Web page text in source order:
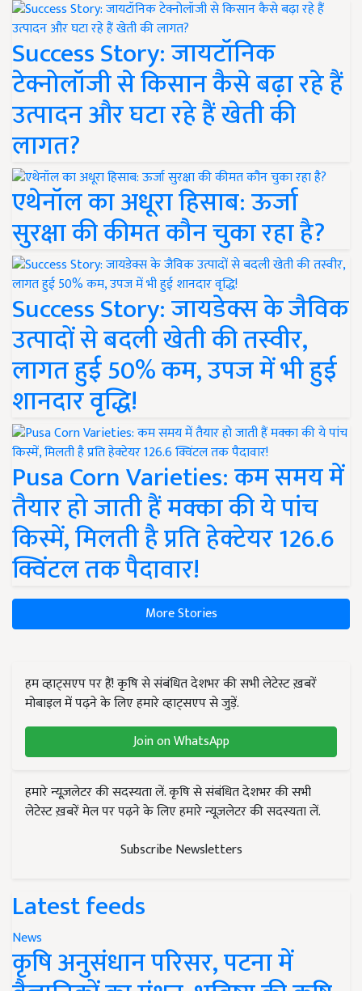
Success Story: जायटॉनिक
टेक्नोलॉजी से किसान कैसे बढ़ा रहे हैं
उत्पादन और घटा रहे हैं खेती की
लागत?
एथेनॉल का अधूरा हिसाब: ऊर्जा
सुरक्षा की कीमत कौन चुका रहा है?
Success Story: जायडेक्स के जैविक
उत्पादों से बदली खेती की तस्वीर,
लागत हुई 50% कम, उपज में भी हुई
शानदार वृद्धि!
Pusa Corn Varieties: कम समय में
तैयार हो जाती हैं मक्का की ये पांच
किस्में, मिलती है प्रति हेक्टेयर 126.6
क्विंटल तक पैदावार!
More Stories
हम व्हाट्सएप पर हैं! कृषि से संबंधित देशभर की सभी लेटेस्ट ख़बरें
मोबाइल में पढ़ने के लिए हमारे व्हाट्सएप से जुड़ें.
Join on WhatsApp
हमारे न्यूज़लेटर की सदस्यता लें. कृषि से संबंधित देशभर की सभी
लेटेस्ट ख़बरें मेल पर पढ़ने के लिए हमारे न्यूज़लेटर की सदस्यता लें.
Subscribe Newsletters
Latest feeds
News
कृषि अनुसंधान परिसर, पटना में